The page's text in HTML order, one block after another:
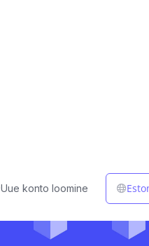
Uue konto loomine